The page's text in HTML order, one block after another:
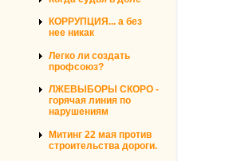
КОРРУПЦИЯ... а без
нее никак
Легко ли создать
профсоюз?
ЛЖЕВЫБОРЫ СКОРО -
горячая линия по
нарушениям
Митинг 22 мая против
строительства дороги.